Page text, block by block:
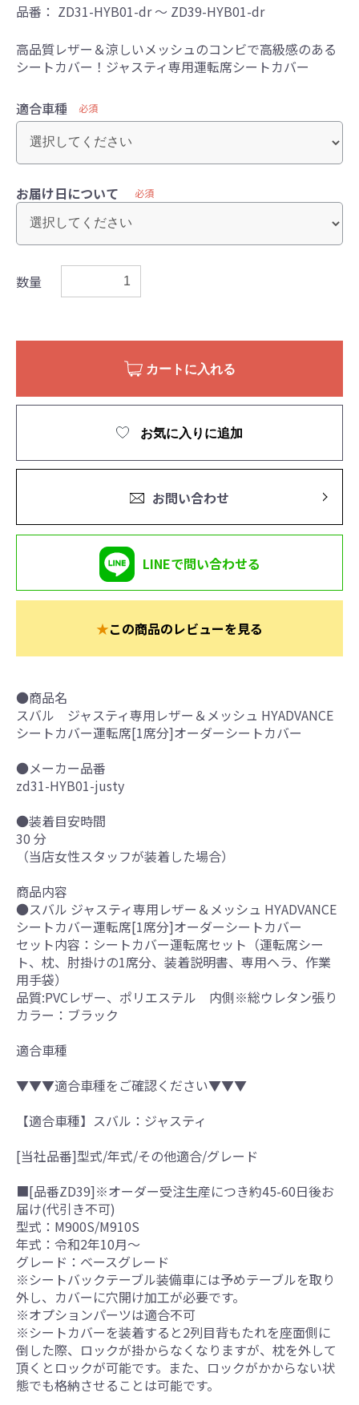
品番： ZD31-HYB01-dr ～ ZD39-HYB01-dr
高品質レザー＆涼しいメッシュのコンビで高級感のある
シートカバー！ジャスティ専用運転席シートカバー
適合車種 必須
お届け日について 必須
数量
カートに入れる
お気に入りに追加
お問い合わせ
LINEで問い合わせる
★この商品のレビューを見る
●商品名
スバル ジャスティ専用レザー＆メッシュ HYADVANCE
シートカバー運転席[1席分]オーダーシートカバー
●メーカー品番
zd31-HYB01-justy
●装着目安時間
30 分
（当店女性スタッフが装着した場合）
商品内容
●スバル ジャスティ専用レザー＆メッシュ HYADVANCE
シートカバー運転席[1席分]オーダーシートカバー
セット内容：シートカバー運転席セット（運転席シー
ト、枕、肘掛けの1席分、装着説明書、専用ヘラ、作業
用手袋）
品質:PVCレザー、ポリエステル 内側※総ウレタン張り
カラー：ブラック
適合車種
▼▼▼適合車種をご確認ください▼▼▼
【適合車種】スバル：ジャスティ
[当社品番]型式/年式/その他適合/グレード
■[品番ZD39]※オーダー受注生産につき約45-60日後お
届け(代引き不可)
型式：M900S/M910S
年式：令和2年10月～
グレード：ベースグレード
※シートバックテーブル装備車には予めテーブルを取り
外し、カバーに穴開け加工が必要です。
※オプションパーツは適合不可
※シートカバーを装着すると2列目背もたれを座面側に
倒した際、ロックが掛からなくなりますが、枕を外して
頂くとロックが可能です。また、ロックがかからない状
態でも格納させることは可能です。